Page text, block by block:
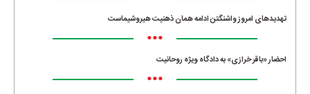
تهدیدهای امروز واشنگتن ادامه همان ذهنیت هیروشیماست
•••
احضار «باقر خرازی» به دادگاه ویژه روحانیت
•••